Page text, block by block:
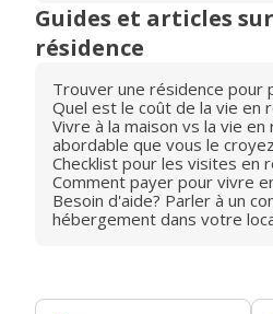
Guides et articles
résidence
Trouver une résidence pour
Quel est le coût de la vie en
Vivre à la maison vs la vie en
abordable que vous le
Checklist pour les visites en
Comment payer pour vivre
Besoin d'aide? Parler à un
hébergement dans votre